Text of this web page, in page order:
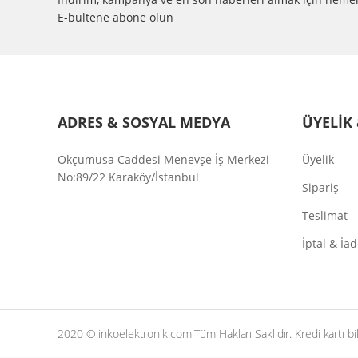
E-bültene abone olun
ADRES & SOSYAL MEDYA
Okçumusa Caddesi Menevşe İş Merkezi
No:89/22 Karaköy/İstanbul
ÜYELİK
Üyelik
Sipariş
Teslimat
İptal &
2020 © inkoelektronik.com Tüm Hakları Saklıdır. Kredi kartı